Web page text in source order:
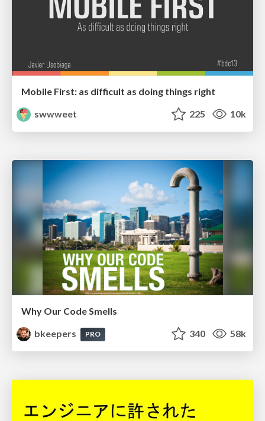
Mobile First: as difficult as doing things right
swwweet
225 10k
Why Our Code Smells
bkeepers
PRO 340 58k